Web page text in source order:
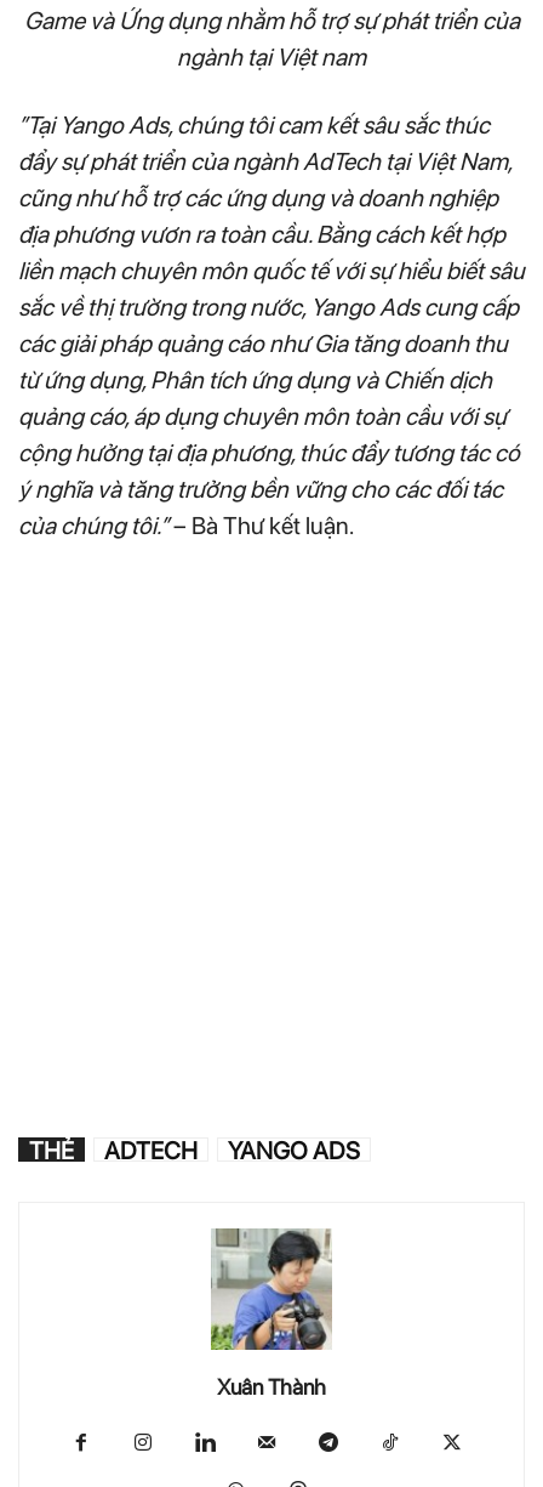
Game và Ứng dụng nhằm hỗ trợ sự phát triển của
ngành tại Việt nam
​”Tại Yango Ads, chúng tôi cam kết sâu sắc thúc
đẩy sự phát triển của ngành AdTech tại Việt Nam,
cũng như hỗ trợ các ứng dụng và doanh nghiệp
địa phương vươn ra toàn cầu. Bằng cách kết hợp
liền mạch chuyên môn quốc tế với sự hiểu biết sâu
sắc về thị trường trong nước, Yango Ads cung cấp
các giải pháp quảng cáo như Gia tăng doanh thu
từ ứng dụng, Phân tích ứng dụng và Chiến dịch
quảng cáo, áp dụng chuyên môn toàn cầu với sự
cộng hưởng tại địa phương, thúc đẩy tương tác có
ý nghĩa và tăng trưởng bền vững cho các đối tác
của chúng tôi.”– Bà Thư kết luận.
THẺ ADTECH YANGO ADS
Xuân Thành